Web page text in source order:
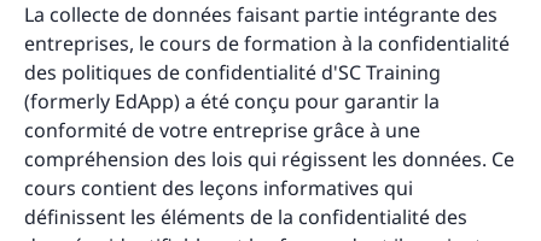
La collecte de données faisant partie intégrante des
entreprises, le cours de formation à la confidentialité
des politiques de confidentialité d'SC Training
(formerly EdApp) a été conçu pour garantir la
conformité de votre entreprise grâce à une
compréhension des lois qui régissent les données. Ce
cours contient des leçons informatives qui
définissent les éléments de la confidentialité des